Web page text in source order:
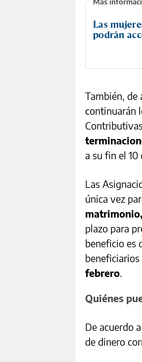
Las
podrán
También, de
continuarán
a su fin el 10
Las
única vez
plazo para
beneficio es
febrero.
Quiénes
De acuerdo
de dinero